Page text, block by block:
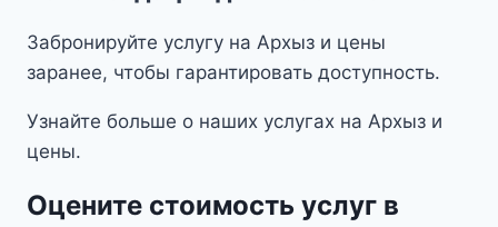
Забронируйте услугу на Архыз и цены
заранее, чтобы гарантировать доступность.
Узнайте больше о наших услугах на Архыз и
цены.
Оцените стоимость услуг в